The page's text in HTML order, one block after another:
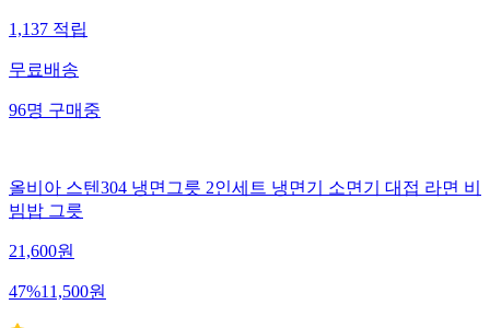
1,137적립
무료배송
96명구매중
올비아 스텐304 냉면그릇 2인세트 냉면기 소면기 대접 라면 비
빔밥 그릇
21,600원
47%11,500원